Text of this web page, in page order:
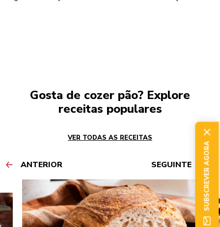
Gosta de cozer pão? Explore
receitas populares
VER TODAS AS RECEITAS
ANTERIOR SEGUINTE SUBSCREVER AGORA